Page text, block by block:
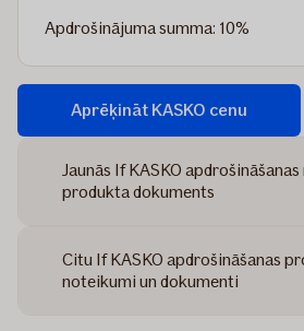
Apdrošinājuma summa: 10%
Aprēķināt KASKO cenu
Jaunās If KASKO
produkta dokuments
Citu If KASKO apdrošināšanas
noteikumi un dokumenti